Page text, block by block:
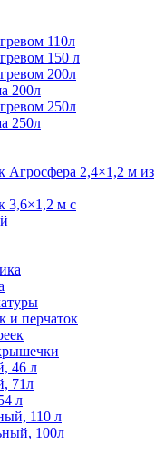
110л
150 л
200л
200л
250л
250л
Агросфера 2,4×1,2 м из
3,6×1,2 м с
и перчаток
46 л
71л
л
110 л
100л